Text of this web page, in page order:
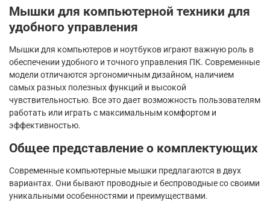
Мышки для компьютерной техники для
удобного управления
Мышки для компьютеров и ноутбуков играют важную роль в
обеспечении удобного и точного управления ПК. Современные
модели отличаются эргономичным дизайном, наличием
самых разных полезных функций и высокой
чувствительностью. Все это дает возможность пользователям
работать или играть с максимальным комфортом и
эффективностью.
Общее представление о комплектующих
Современные компьютерные мышки предлагаются в двух
вариантах. Они бывают проводные и беспроводные со своими
уникальными особенностями и преимуществами.